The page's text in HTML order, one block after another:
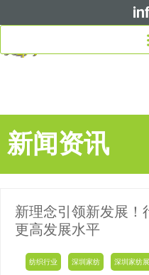
新闻资讯
新理念引领新发展！
更高发展水平
纺织行业 深圳家纺 深圳家纺展